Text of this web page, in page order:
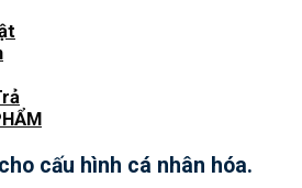
cấu hình cá nhân hóa.